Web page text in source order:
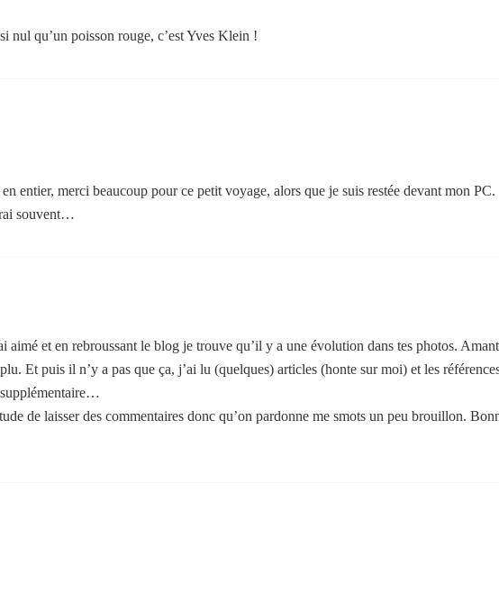
nul qu’un poisson rouge, c’est Yves Klein !
entier, merci beaucoup pour ce petit voyage, alors que je suis restée devant mon PC.
souvent…
et en rebroussant le blog je trouve qu’il y a une évolution dans tes photos.
Et puis il n’y a pas que ça, j’ai lu (quelques) articles (honte sur moi) et les
supplémentaire…
de laisser des commentaires donc qu’on pardonne me smots un peu brouillon.